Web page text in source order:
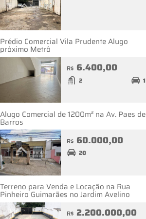
Prédio Comercial Vila Prudente Alugo
próximo Metrô
R$ 6.400,00
2 1
Alugo Comercial de 1200m² na Av. Paes de
Barros
R$ 60.000,00
20
Terreno para Venda e Locação na Rua
Pinheiro Guimarães no Jardim Avelino
R$ 2.200.000,00